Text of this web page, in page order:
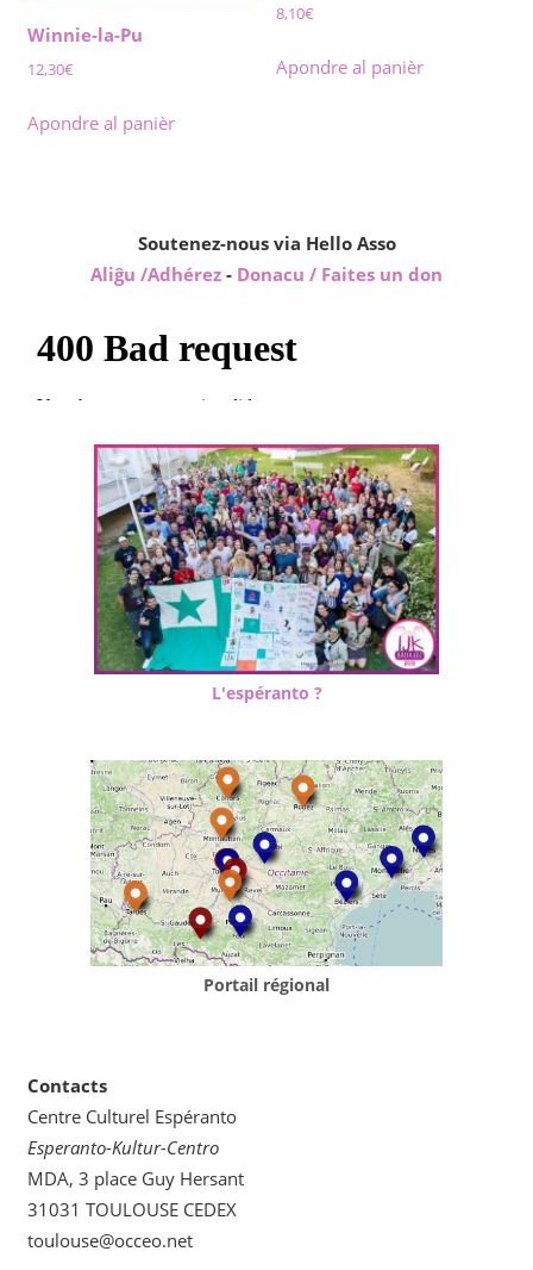
Winnie-la-Pu
12,30€
Apondre al panièr
8,10€
Apondre al panièr
Soutenez-nous via Hello Asso
Aliĝu /Adhérez - Donacu / Faites un don
L'espéranto ?
Portail régional
Contacts
Centre Culturel Espéranto
Esperanto-Kultur-Centro
MDA, 3 place Guy Hersant
31031 TOULOUSE CEDEX
toulouse@occeo.net